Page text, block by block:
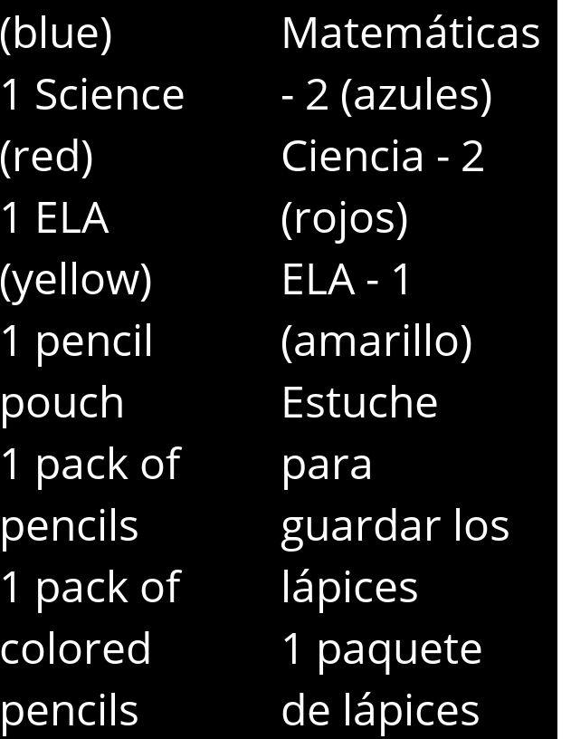
(blue)
1 Science
(red)
1 ELA
(yellow)
1 pencil
pouch
1 pack of
pencils
1 pack of
colored
pencils
Matemáticas
- 2 (azules)
Ciencia - 2
(rojos)
ELA - 1
(amarillo)
Estuche
para
guardar los
lápices
1 paquete
de lápices